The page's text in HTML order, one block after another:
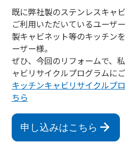
既に弊社製のステンレスキャ
ご利用いただいているユーザ
製キャビネット等のキッチン
ーザー様。
ぜひ、今回のリフォームで、
ャビリサイクルプログラムに
キッチンキャビリサイクルプ
ちら
申し込みはこちら